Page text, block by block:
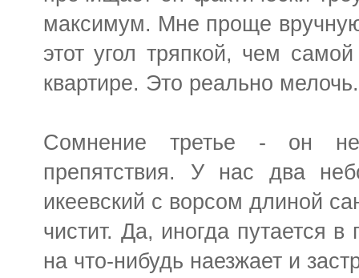
максимум. Мне проще
этот угол тряпкой, чем
квартире. Это реально
Сомнение третье - он
препятствия. У нас два
икеевский с ворсом длиной
чистит. Да, иногда путается
на что-нибудь наезжает и